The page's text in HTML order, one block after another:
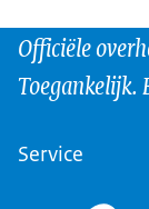
Officiële
Toegankelijk.
Service